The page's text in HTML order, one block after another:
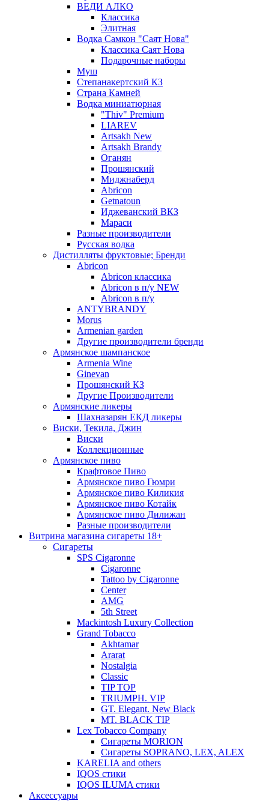
ВЕДИ АЛКО
Классика
Элитная
Водка Самкон "Саят Нова"
Классика Саят Нова
Подарочные наборы
Муш
Степанакертский КЗ
Страна Камней
Водка миниатюрная
"Thiv" Premium
LIAREV
Artsakh New
Artsakh Brandy
Оганян
Прошянский
Миджнаберд
Abricon
Getnatoun
Иджеванский ВКЗ
Мараси
Разные производители
Русская водка
Дистилляты фруктовые; Бренди
Abricon
Abricon классика
Abricon в п/у NEW
Abricon в п/у
ANTYBRANDY
Morus
Armenian garden
Другие производители бренди
Армянское шампанское
Armenia Wine
Ginevan
Прошянский КЗ
Другие Производители
Армянские ликеры
Шахназарян ЕКД ликеры
Виски, Текила, Джин
Виски
Коллекционные
Армянское пиво
Крафтовое Пиво
Армянское пиво Гюмри
Армянское пиво Киликия
Армянское пиво Котайк
Армянское пиво Дилижан
Разные производители
Витрина магазина сигареты 18+
Cигареты
SPS Cigaronne
Сigaronne
Tattoo by Cigaronne
Center
AMG
5th Street
Mackintosh Luxury Collection
Grand Tobacco
Akhtamar
Ararat
Nostalgia
Classic
TIP TOP
TRIUMPH. VIP
GT. Elegant. New Black
MT. BLACK TIP
Lex Tobacco Company
Сигареты MORION
Сигареты SOPRANO, LEX, ALEX
KARELIA and others
IQOS стики
IQOS ILUMA стики
Аксессуары